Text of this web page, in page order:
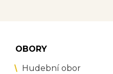
OBORY
Hudební obor